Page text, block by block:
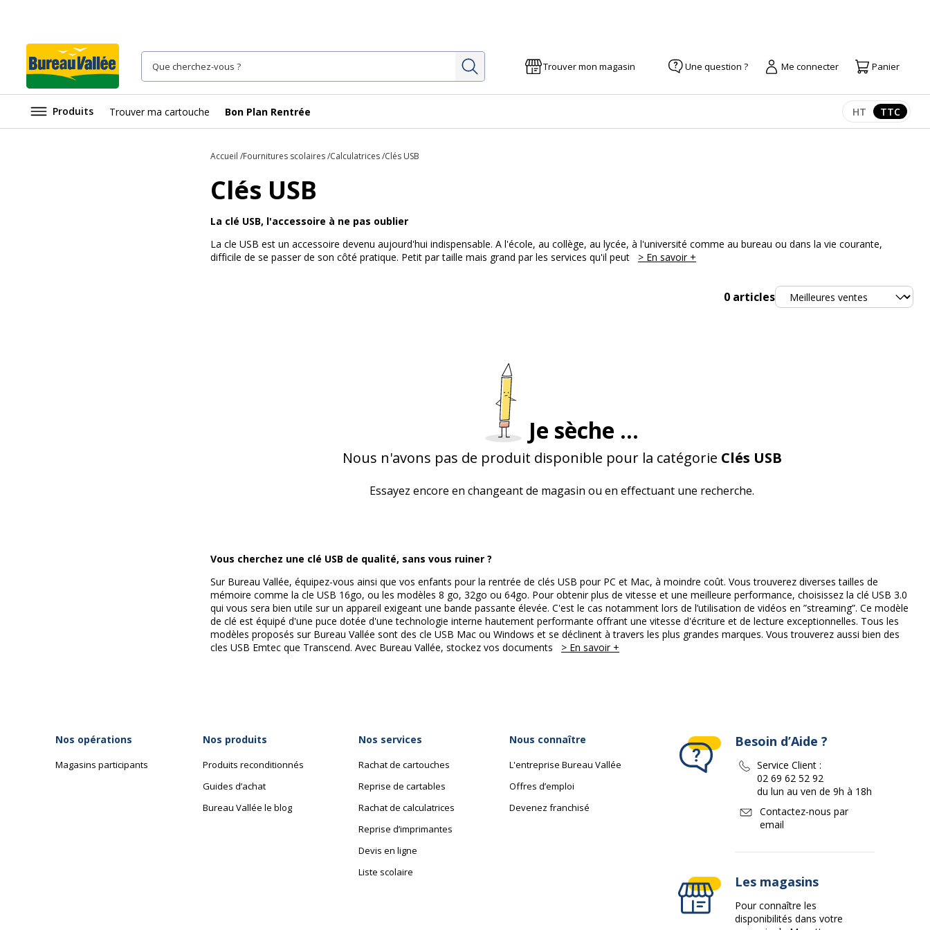
Rechercher Trouver mon magasin Une question ? Me connecter Panier
Produits Trouver ma cartouche Bon Plan Rentrée Afficher les
HT TTC
Accueil Fournitures scolaires Calculatrices Clés USB
Clés USB
La clé USB, l'accessoire à ne pas oublier
La cle USB est un accessoire devenu aujourd'hui indispensable. A l'école, au collège, au lycée, à l'université comme au bureau ou dans la vie courante,
difficile de se passer de son côté pratique. Petit par taille mais grand par les services qu'il peut
> En savoir +
0 articlesTrier
Je sèche ...
Nous n'avons pas de produit disponible pour la catégorie Clés USB
Essayez encore en changeant de magasin ou en effectuant une recherche.
Vous cherchez une clé USB de qualité, sans vous ruiner ?
Sur Bureau Vallée, équipez-vous ainsi que vos enfants pour la rentrée de clés USB pour PC et Mac, à moindre coût. Vous trouverez diverses tailles de
mémoire comme la cle USB 16go, ou les modèles 8 go, 32go ou 64go. Pour obtenir plus de vitesse et une meilleure performance, choisissez la clé USB 3.0
qui vous sera bien utile sur un appareil exigeant une bande passante élevée. C'est le cas notamment lors de l’utilisation de vidéos en ”streaming”. Ce modèle
de clé est équipé d'une puce dotée d'une technologie interne hautement performante offrant une vitesse d'écriture et de lecture exceptionnelles. Tous les
modèles proposés sur Bureau Vallée sont des cle USB Mac ou Windows et se déclinent à travers les plus grandes marques. Vous trouverez aussi bien des
cles USB Emtec que Transcend. Avec Bureau Vallée, stockez vos documents
> En savoir +
Nos opérations
Magasins participants
Nos produits
Produits reconditionnés
Guides d’achat
Bureau Vallée le blog
Nos services
Rachat de cartouches
Reprise de cartables
Rachat de calculatrices
Reprise d’imprimantes
Devis en ligne
Liste scolaire
Nous connaître
L'entreprise Bureau Vallée
Offres d’emploi
Devenez franchisé
Besoin d’Aide ?
Service Client :
02 69 62 52 92
du lun au ven de 9h à 18h
Contactez-nous par
email
Les magasins
Pour connaître les
disponibilités dans votre